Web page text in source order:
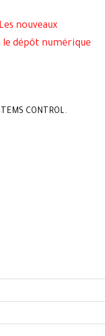
nouveaux
dépôt numérique
CONTROL.